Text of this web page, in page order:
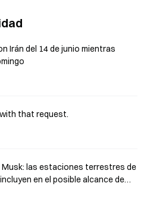
Irán del 14 de junio mientras
that request.
Musk: las estaciones terrestres de
en el posible alcance de